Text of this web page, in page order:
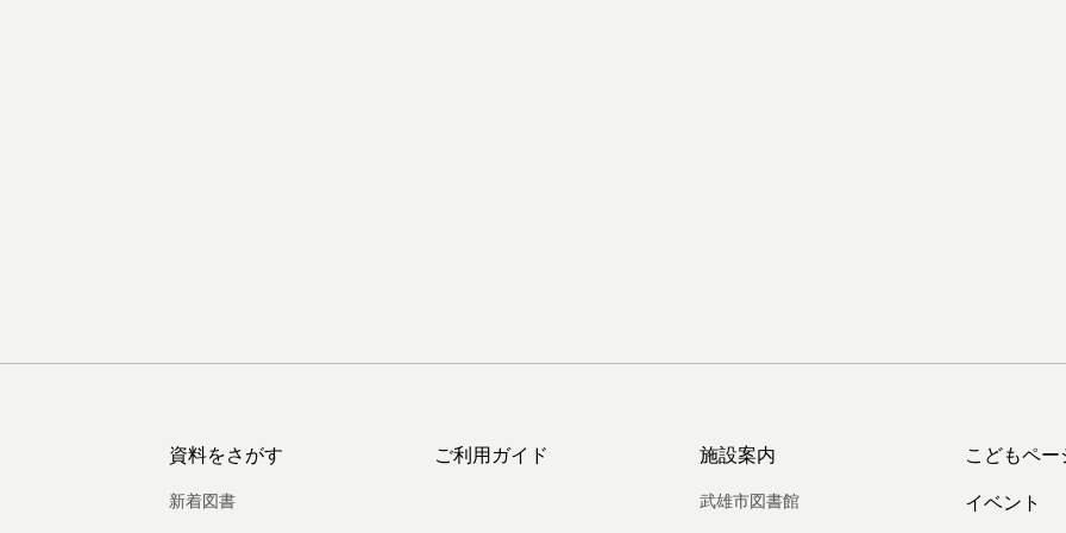
資料をさがす
新着図書
ご利用ガイド 施設案内
武雄市図書館
こどもペー
イベント